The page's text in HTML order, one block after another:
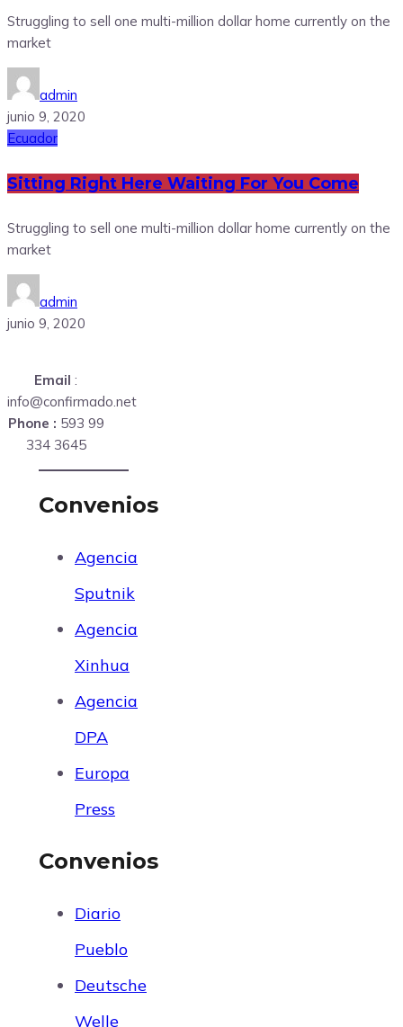
Struggling to sell one multi-million dollar home currently on the
market
admin
junio 9, 2020
Ecuador
Sitting Right Here Waiting For You Come
Struggling to sell one multi-million dollar home currently on the
market
admin
junio 9, 2020
Email :
info@confirmado.net
Phone : 593 99
334 3645
Convenios
Agencia
Sputnik
Agencia
Xinhua
Agencia
DPA
Europa
Press
Convenios
Diario
Pueblo
Deutsche
Welle